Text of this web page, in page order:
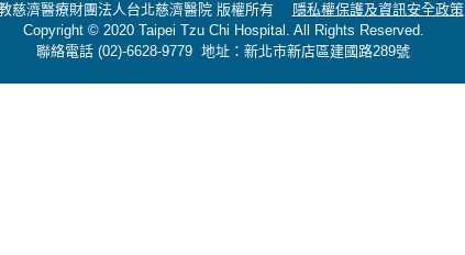
慈濟醫療財團法人台北慈濟醫院 版權所有 隱私權保護及資訊安全政策
Copyright © 2020 Taipei Tzu Chi Hospital. All Rights Reserved.
聯絡電話 (02)-6628-9779 地址：新北市新店區建國路289號